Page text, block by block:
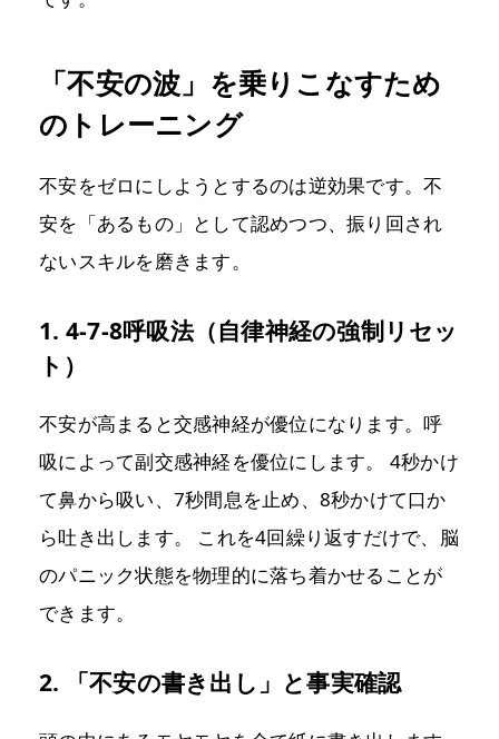
「不安の波」を乗りこなすため
のトレーニング
不安をゼロにしようとするのは逆効果です。不
安を「あるもの」として認めつつ、振り回され
ないスキルを磨きます。
1. 4-7-8呼吸法（自律神経の強制リセッ
ト）
不安が高まると交感神経が優位になります。呼
吸によって副交感神経を優位にします。 4秒かけ
て鼻から吸い、7秒間息を止め、8秒かけて口か
ら吐き出します。 これを4回繰り返すだけで、脳
のパニック状態を物理的に落ち着かせることが
できます。
2. 「不安の書き出し」と事実確認